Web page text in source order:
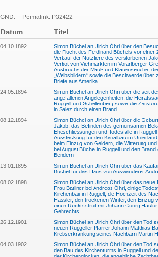
GND: Permalink: P32422
Datum Titel
04.10.1892
Simon Büchel an Ulrich Öhri über den
die Flucht des Ferdinand Büchels vor einer
Verkauf der Nutztiere des verstorbenen
Verbot von Viehmärkten im Vorarlberger
Ausbruchs der Maul- und Klauenseuche,
„Weibsbildern“ sowie die Beschwerde
Briefe aus Amerika
24.05.1894
Simon Büchel an Ulrich Öhri über die seit
angefallenen Angelegenheiten, die
Ruggell und Schellenberg sowie die
in Salez durch einen Brand
08.12.1894
Simon Büchel an Ulrich Öhri über die
Jakob, das Befinden des gemeinsamen
Eheschliessungen und Todesfälle in
Aussteckung für den Kanalbau im
beim Einzug von Geldern, die Witterung
bei August Büchel in Ruggell und den
Bendern
13.01.1895
Simon Büchel an Ulrich Öhri über das
Büchel für das Haus von Auswanderer
08.02.1898
Simon Büchel an Ulrich Öhri über das neue
Frau Batliner bei Andreas Öhri, einige
Kirchenbau in Ruggell, die Hochzeit des
Hassler, den trockenen Winter, den Einzug
einen Rechtsstreit mit Johann Georg Hasler
Gehrechts
26.12.1901
Simon Büchel an Ulrich Öhri über den Tod
neuen Ruggeller Pfarrer Johann Matthias
Krebserkrankung seines Nachbarn Martin
04.03.1902
Simon Büchel an Ulrich Öhri über den Tod
den Bau des Kirchenturms in Ruggell und